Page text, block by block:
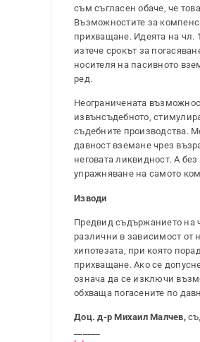
съм съгласен обаче, че
Възможностите за
прихващане. Идеята на чл.
изтече срокът за
носителя на пасивното
ред.
Неограничената
извънсъдебното,
съдебните производства.
давност вземане чрез
неговата ликвидност. А
упражняване на самото
Изводи
Предвид съдържанието на
различни в зависимост от
хипотезата, при която
прихващане. Ако се
означа да се изключи
обхваща погасените по
Доц. д-р Михаил Малчев,